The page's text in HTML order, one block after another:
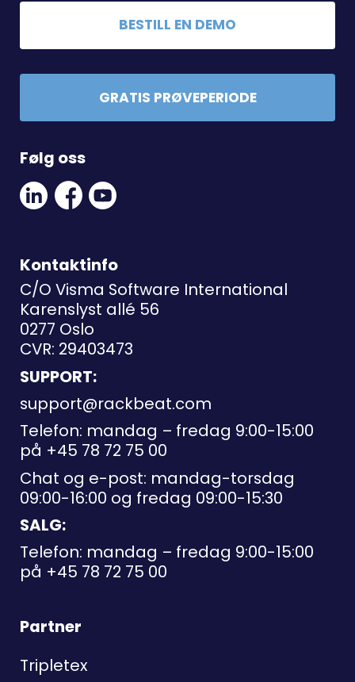
BESTILL EN DEMO
GRATIS PRØVEPERIODE
Følg oss
Linkedin
Social
Link
Facebook
Social
Link
Youtube
Link
Kontaktinfo
C/O Visma Software International
Karenslyst allé 56
0277 Oslo
CVR: 29403473
SUPPORT:
support@rackbeat.com
Telefon: mandag – fredag 9:00-15:00
på +45 78 72 75 00
Chat og e-post: mandag-torsdag
09:00-16:00 og fredag 09:00-15:30
SALG:
Telefon: mandag – fredag 9:00-15:00
på +45 78 72 75 00
Partner
Tripletex